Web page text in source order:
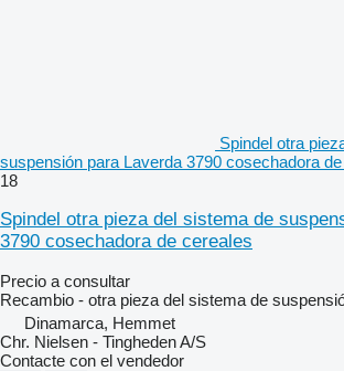
Spindel otra
suspensión para Laverda 3790 cosechadora
18
Spindel otra pieza del sistema de
3790 cosechadora de cereales
Precio a consultar
Recambio - otra pieza del sistema de
Dinamarca, Hemmet
Chr. Nielsen - Tingheden A/S
Contacte con el vendedor